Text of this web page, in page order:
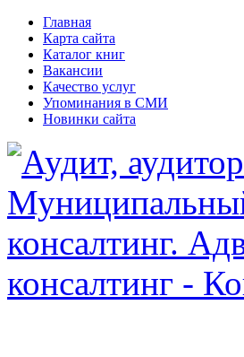
Главная
Карта сайта
Каталог книг
Вакансии
Качество услуг
Упоминания в СМИ
Новинки сайта